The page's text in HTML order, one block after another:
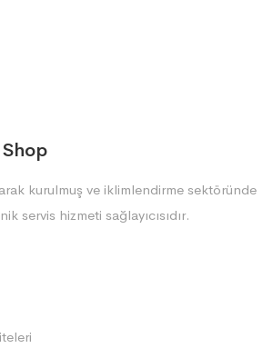
kurulmuş ve iklimlendirme sektöründe
servis hizmeti sağlayıcısıdır.